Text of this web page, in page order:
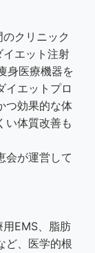
クリニック
イエット注射
身医療機器を
イエットプロ
つ効果的な体
い体質改善も
会が運営して
EMS、脂肪
ど、医学的根